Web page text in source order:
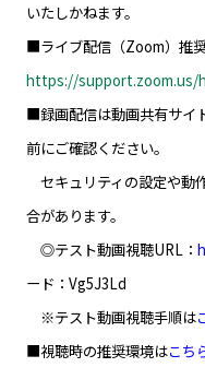
いたしかねます。
■ライブ配信（Zoom）推
https://support.zoom.us/
■録画配信は動画共有サイ
前にご確認ください。
セキュリティの設定や動
合があります。
◎テスト動画視聴URL：
ード：Vg5J3Ld
※テスト動画視聴手順は
■視聴時の推奨環境はこち